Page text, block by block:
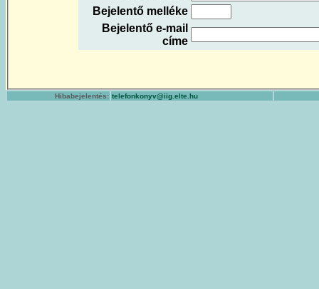
Bejelentő melléke
Bejelentő e-mail
címe
Hibabejelentés: telefonkonyv@iig.elte.hu